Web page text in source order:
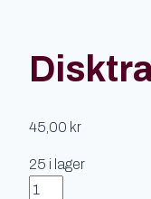
45,00 kr
25 i lager
Disktrasa